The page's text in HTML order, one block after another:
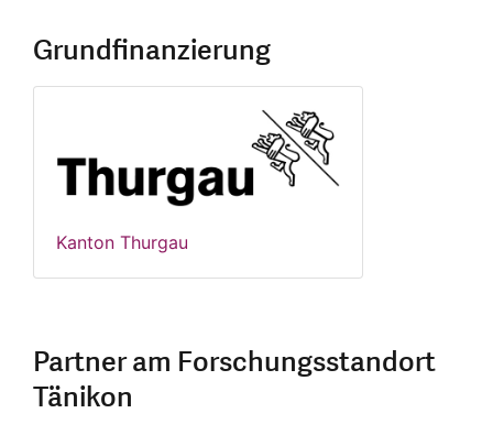
Grundfinanzierung
Kanton Thurgau
Partner am Forschungsstandort
Tänikon